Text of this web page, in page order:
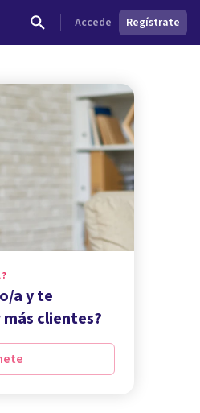
Accede Regístrate
a y te
clientes?